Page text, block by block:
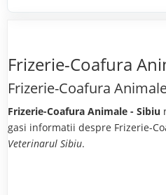
Frizerie-Coafura
Frizerie-Coafura
Frizerie-Coafura Animale - Sibiu
gasi informatii despre Frizerie-
Veterinarul Sibiu.